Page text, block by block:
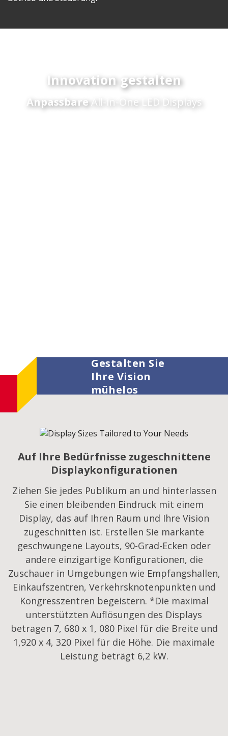
Innovation gestalten
AnpassbareAll-in-One LED Displays
Gestalten Sie
Ihre Vision
mühelos
Auf Ihre Bedürfnisse zugeschnittene
Displaykonfigurationen
Ziehen Sie jedes Publikum an und hinterlassen
Sie einen bleibenden Eindruck mit einem
Display, das auf Ihren Raum und Ihre Vision
zugeschnitten ist. Erstellen Sie markante
geschwungene Layouts, 90-Grad-Ecken oder
andere einzigartige Konfigurationen, die
Zuschauer in Umgebungen wie Empfangshallen,
Einkaufszentren, Verkehrsknotenpunkten und
Kongresszentren begeistern. *Die maximal
unterstützten Auflösungen des Displays
betragen 7, 680 x 1, 080 Pixel für die Breite und
1,920 x 4, 320 Pixel für die Höhe. Die maximale
Leistung beträgt 6,2 kW.